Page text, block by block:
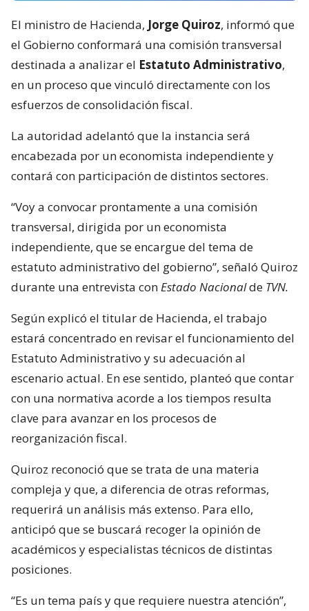
El ministro de Hacienda, Jorge Quiroz, informó que
el Gobierno conformará una comisión transversal
destinada a analizar el Estatuto Administrativo,
en un proceso que vinculó directamente con los
esfuerzos de consolidación fiscal.
La autoridad adelantó que la instancia será
encabezada por un economista independiente y
contará con participación de distintos sectores.
“Voy a convocar prontamente a una comisión
transversal, dirigida por un economista
independiente, que se encargue del tema de
estatuto administrativo del gobierno”, señaló Quiroz
durante una entrevista con Estado Nacionalde TVN.
Según explicó el titular de Hacienda, el trabajo
estará concentrado en revisar el funcionamiento del
Estatuto Administrativo y su adecuación al
escenario actual. En ese sentido, planteó que contar
con una normativa acorde a los tiempos resulta
clave para avanzar en los procesos de
reorganización fiscal.
Quiroz reconoció que se trata de una materia
compleja y que, a diferencia de otras reformas,
requerirá un análisis más extenso. Para ello,
anticipó que se buscará recoger la opinión de
académicos y especialistas técnicos de distintas
posiciones.
“Es un tema país y que requiere nuestra atención”,